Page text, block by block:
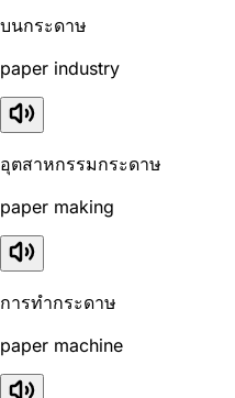
บนกระดาษ
paper industry
อุตสาหกรรมกระดาษ
paper making
การทำกระดาษ
paper machine